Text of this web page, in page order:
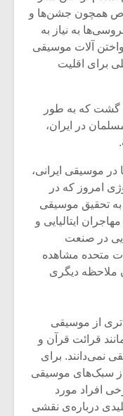
همچون جشن‌ها و
به نیاز به
آلات موسیقی
برای اقلیت
گشت که به طور
در ایران،
موسیقی ایرانی،
امروز که در
ایران به تحقیق موسیقی
ایتالیایی و
در صنعت
متحده مشاهده
ملاحظه دیگری
از موسیقی
قرائت قرآن و
نمی‌دانند. برای
از سبک‌های موسیقی
افراد مورد
درباره‌ی نقشی
دوره
موسیقی